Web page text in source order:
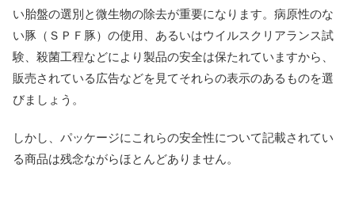
い胎盤の選別と微生物の除去が重要になります。病原性のな
い豚（ＳＰＦ豚）の使用、あるいはウイルスクリアランス試
験、殺菌工程などにより製品の安全は保たれていますから、
販売されている広告などを見てそれらの表示のあるものを選
びましょう。
しかし、パッケージにこれらの安全性について記載されてい
る商品は残念ながらほとんどありません。